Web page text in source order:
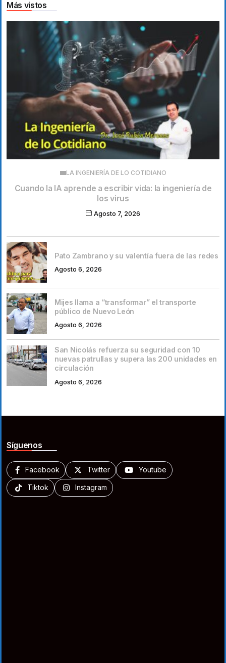
Más vistos
LA INGENIERÍA DE LO COTIDIANO
Cuando la IA aprende a escribir vida: la ingeniería de
los virus
Agosto 7, 2026
Pato Zambrano y su valentía fuera de las redes
Agosto 6, 2026
Mijes llama a “transformar” el transporte
público de Nuevo León
Agosto 6, 2026
San Nicolás refuerza su seguridad con 10
nuevas patrullas y supera las 200 unidades en
circulación
Agosto 6, 2026
Síguenos
Facebook Twitter Youtube
Tiktok Instagram